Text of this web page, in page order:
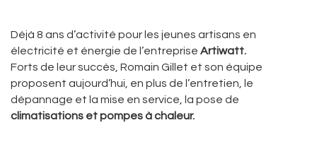
Déjà 8 ans d’activité pour les jeunes artisans en
électricité et énergie de l’entreprise Artiwatt.
Forts de leur succès, Romain Gillet et son équipe
proposent aujourd’hui, en plus de l’entretien, le
dépannage et la mise en service, la pose de
climatisations et pompes à chaleur.